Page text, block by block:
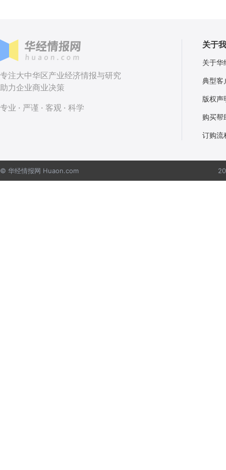
专注大中华区产业经济情报与研究
助力企业商业决策
专业 · 严谨 · 客观 · 科学
关于
关于华
典型客
版权声
购买帮
订购流
© 华经情报网 Huaon.com